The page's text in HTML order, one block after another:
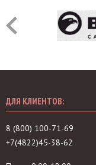
ДЛЯ КЛИЕНТОВ:
8 (800) 100-71-69
+7(4822)45-38-62